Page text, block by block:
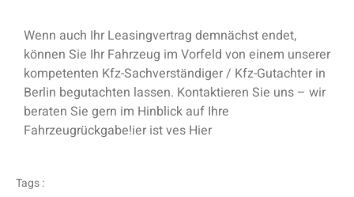
Wenn auch Ihr Leasingvertrag demnächst endet,
können Sie Ihr Fahrzeug im Vorfeld von einem unserer
kompetenten Kfz-Sachverständiger / Kfz-Gutachter in
Berlin begutachten lassen. Kontaktieren Sie uns – wir
beraten Sie gern im Hinblick auf Ihre
Fahrzeugrückgabe!ier ist ves Hier
Tags :